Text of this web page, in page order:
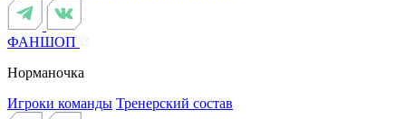
ФАНШОП
Норманочка
Игроки команды Тренерский состав